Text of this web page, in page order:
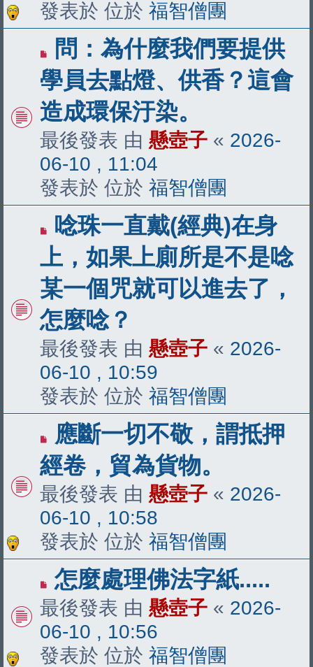
發表於 位於 福智僧團
有
新
文
章
問：為什麼我們要提供
學員去點燈、供香？這會
造成環保汙染。
最後發表 由 懸壺子 « 2026-
06-10 , 11:04
發表於 位於 福智僧團
有
新
文
章
唸珠一直戴(經典)在身
上，如果上廁所是不是唸
某一個咒就可以進去了，
怎麼唸？
最後發表 由 懸壺子 « 2026-
06-10 , 10:59
發表於 位於 福智僧團
有
新
文
章
應斷一切不敬，謂抵押
經卷，貿為貨物。
最後發表 由 懸壺子 « 2026-
06-10 , 10:58
發表於 位於 福智僧團
有
新
文
章
怎麼處理佛法字紙.....
最後發表 由 懸壺子 « 2026-
06-10 , 10:56
發表於 位於 福智僧團